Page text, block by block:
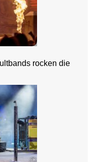
rocken die